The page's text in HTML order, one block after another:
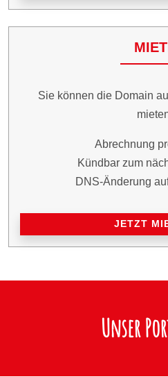
Sie können die Domain
Abrechnung
Kündbar zum
DNS-Änderung
JETZT
Unser